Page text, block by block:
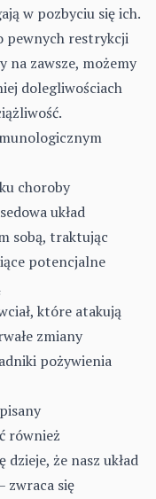
w pozbyciu się ich.
pewnych restrykcji
na zawsze, możemy
dolegliwościach
choroby
układ
sobą, traktując
potencjalne
które atakują
zmiany
pożywienia
również
że nasz układ
zwraca się